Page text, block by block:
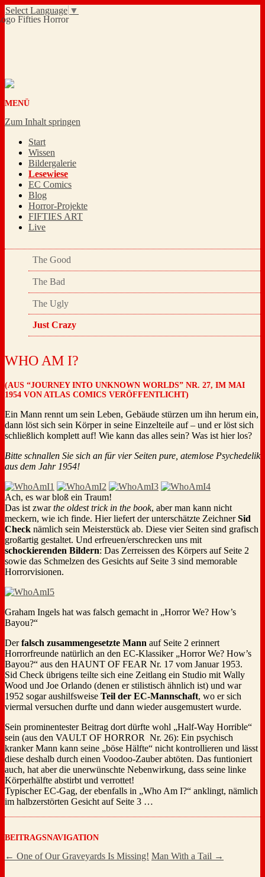
MENÜ
Zum Inhalt springen
Start
Wissen
Bildergalerie
Lesewiese
EC Comics
Blog
Horror-Projekte
FIFTIES ART
Live
Select Language ▼
The Good
The Bad
The Ugly
Just Crazy
WHO AM I?
(AUS “JOURNEY INTO UNKNOWN WORLDS” NR. 27, IM MAI
1954 VON ATLAS COMICS VERÖFFENTLICHT)
Ein Mann rennt um sein Leben, Gebäude stürzen um ihn herum ein,
dann löst sich sein Körper in seine Einzelteile auf – und er löst sich
schließlich komplett auf! Wie kann das alles sein? Was ist hier los?
Bitte schnallen Sie sich an für vier Seiten pure, atemlose Psychedelik
aus dem Jahr 1954!
Ach, es war bloß ein Traum!
Das ist zwarthe oldest trick in the book, aber man kann nicht
meckern, wie ich finde. Hier liefert der unterschätzte ZeichnerSid
Check nämlich sein Meisterstück ab. Diese vier Seiten sind grafisch
großartig gestaltet. Und erfreuen/erschrecken uns mit
schockierenden Bildern: Das Zerreissen des Körpers auf Seite 2
sowie das Schmelzen des Gesichts auf Seite 3 sind memorable
Horrorvisionen.
Graham Ingels hat was falsch gemacht in „Horror We? How’s
Bayou?“
Derfalsch zusammengesetzte Mann auf Seite 2 erinnert
Horrorfreunde natürlich an den EC-Klassiker „Horror We? How’s
Bayou?“ aus den HAUNT OF FEAR Nr. 17 vom Januar 1953.
Sid Check übrigens teilte sich eine Zeitlang ein Studio mit Wally
Wood und Joe Orlando (denen er stilistisch ähnlich ist) und war
1952 sogar aushilfsweise Teil der EC-Mannschaft, wo er sich
viermal versuchen durfte und dann wieder ausgemustert wurde.
Sein prominentester Beitrag dort dürfte wohl „Half-Way Horrible“
sein (aus den VAULT OF HORROR Nr. 26): Ein psychisch
kranker Mann kann seine „böse Hälfte“ nicht kontrollieren und lässt
diese deshalb durch einen Voodoo-Zauber abtöten. Das funtioniert
auch, hat aber die unerwünschte Nebenwirkung, dass seine linke
Körperhälfte abstirbt und verrottet!
Typischer EC-Gag, der ebenfalls in „Who Am I?“ anklingt, nämlich
im halbzerstörten Gesicht auf Seite 3 …
BEITRAGSNAVIGATION
← One of Our Graveyards Is Missing! Man With a Tail →